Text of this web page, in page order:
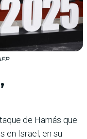
de Hamás que
en Israel, en su